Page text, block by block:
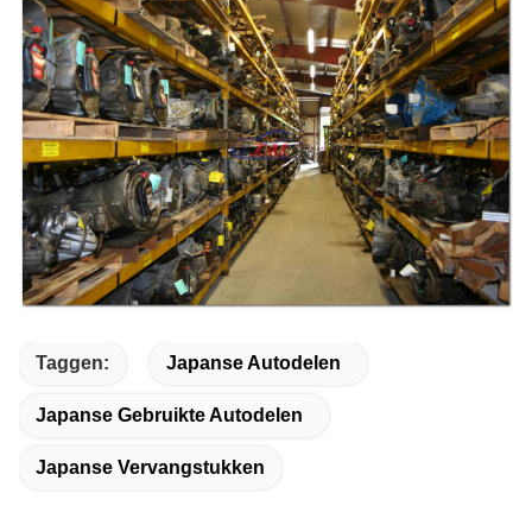
Taggen: Japanse Autodelen
Japanse Gebruikte Autodelen
Japanse Vervangstukken